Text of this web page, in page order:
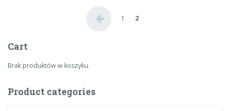
← 1 2
Cart
Brak produktów w koszyku.
Product categories